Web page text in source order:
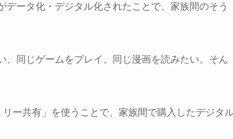
ータ化・デジタル化されたことで、家族間のそう
同じゲームをプレイ、同じ漫画を読みたい。そん
ー共有」を使うことで、家族間で購入したデジタ